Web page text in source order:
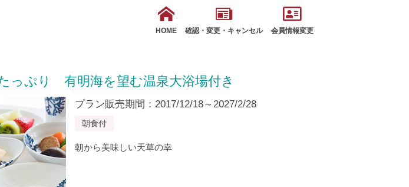
HOME 確認・変更・キャンセル 会員情報変更
っぷり 有明海を望む温泉大浴場付き
プラン販売期間：2017/12/18～2027/2/28
朝食付
朝から美味しい天草の幸